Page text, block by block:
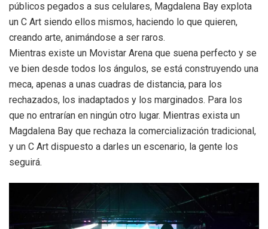
públicos pegados a sus celulares, Magdalena Bay explota
un C Art siendo ellos mismos, haciendo lo que quieren,
creando arte, animándose a ser raros.
Mientras existe un Movistar Arena que suena perfecto y se
ve bien desde todos los ángulos, se está construyendo una
meca, apenas a unas cuadras de distancia, para los
rechazados, los inadaptados y los marginados. Para los
que no entrarían en ningún otro lugar. Mientras exista un
Magdalena Bay que rechaza la comercialización tradicional,
y un C Art dispuesto a darles un escenario, la gente los
seguirá.